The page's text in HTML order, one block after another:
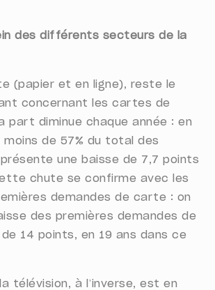
des différents secteurs de la
(papier et en ligne), reste le
concernant les cartes de
part diminue chaque année : en
moins de 57% du total des
une baisse de 7,7 points
chute se confirme avec les
demandes de carte : on
des premières demandes de
14 points, en 19 ans dans ce
télévision, à l’inverse, est en